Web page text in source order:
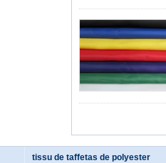
tissu de taffetas de polyester